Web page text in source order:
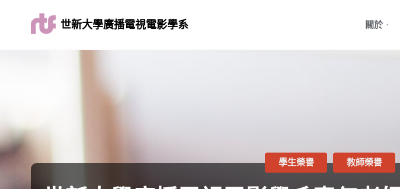
世新大學廣播電視電影學系 關於
學生榮譽 教師榮譽